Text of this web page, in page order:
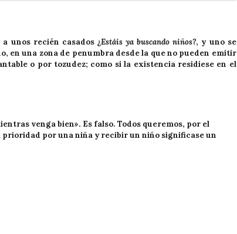
unos recién casados ¿Estáis ya buscando niños?, y uno se
en una zona de penumbra desde la que no pueden emitir
o por tozudez; como si la existencia residiese en el
venga bien». Es falso. Todos queremos, por el
por una niña y recibir un niño significase un